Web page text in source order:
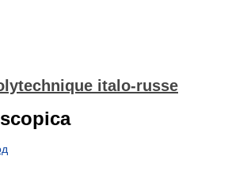
italo-russe